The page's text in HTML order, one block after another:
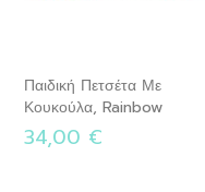
Παιδική Πετσέτα Με
Κουκούλα, Rainbow
34,00 €